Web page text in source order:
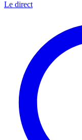
Le direct